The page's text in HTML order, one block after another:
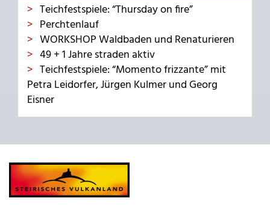
Teichfestspiele: “Thursday on fire”
Perchtenlauf
WORKSHOP Waldbaden und Renaturieren
49 + 1 Jahre straden aktiv
Teichfestspiele: “Momento frizzante” mit
Petra Leidorfer, Jürgen Kulmer und Georg
Eisner